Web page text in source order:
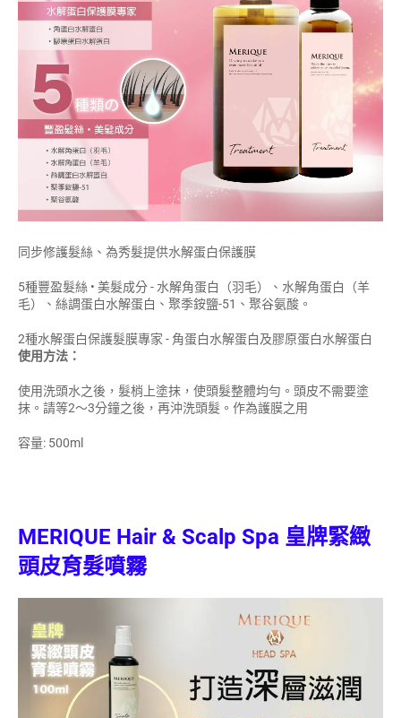
同步修護髮絲、為秀髮提供水解蛋白保護膜
5種豐盈髮絲 • 美髮成分 -水解角蛋白（羽毛）、 水解角蛋白（羊
毛）、 絲調蛋白水解蛋白、 聚季銨鹽-51 、 聚谷氨酸。
2種水解蛋白保護髮膜專家 - 角蛋白水解蛋白及膠原蛋白水解蛋白
使用方法：
使用洗頭水之後，髮梢上塗抹，使頭髮整體均勻。頭皮不需要塗
抹。請等2～3分鐘之後，再沖洗頭髮。作為護膜之用
容量: 500ml
MERIQUE Hair & Scalp Spa 皇牌緊緻
頭皮育髮噴霧